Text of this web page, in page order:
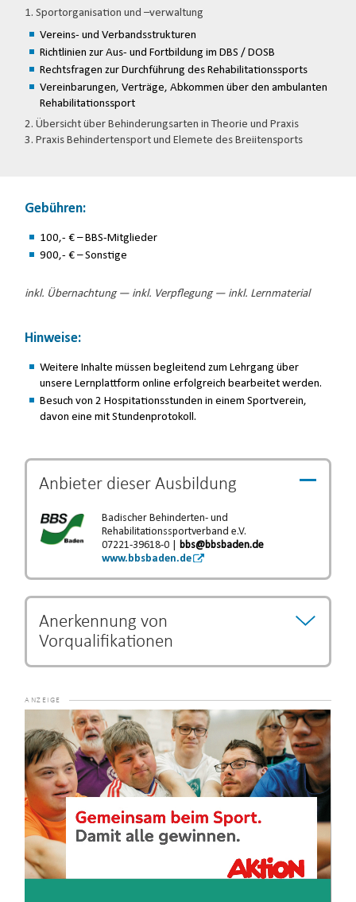
1. Sportorganisation und –verwaltung
Vereins- und Verbandsstrukturen
Richtlinien zur Aus- und Fortbildung im DBS / DOSB
Rechtsfragen zur Durchführung des Rehabilitationssports
Vereinbarungen, Verträge, Abkommen über den ambulanten
Rehabilitationssport
2. Übersicht über Behinderungsarten in Theorie und Praxis
3. Praxis Behindertensport und Elemete des Breiitensports
Gebühren:
100,- € – BBS-Mitglieder
900,- € – Sonstige
inkl. Übernachtung — inkl. Verpflegung — inkl. Lernmaterial
Hinweise:
Weitere Inhalte müssen begleitend zum Lehrgang über
unsere Lernplattform online erfolgreich bearbeitet werden.
Besuch von 2 Hospitationsstunden in einem Sportverein,
davon eine mit Stundenprotokoll.
Anbieter dieserAusbildung
Badischer Behinderten- und
Rehabilitationssportverband e.V.
07221-39618-0 | bbs@bbsbaden.de
www.bbsbaden.de
Anerkennung von
Vorqualifikationen
der Ausbildungszeit begründen.Die Entscheidung über
eine Verkürzung der Ausbildung unterliegt dem jeweiligen
Lehrgangsanbieter.
Player